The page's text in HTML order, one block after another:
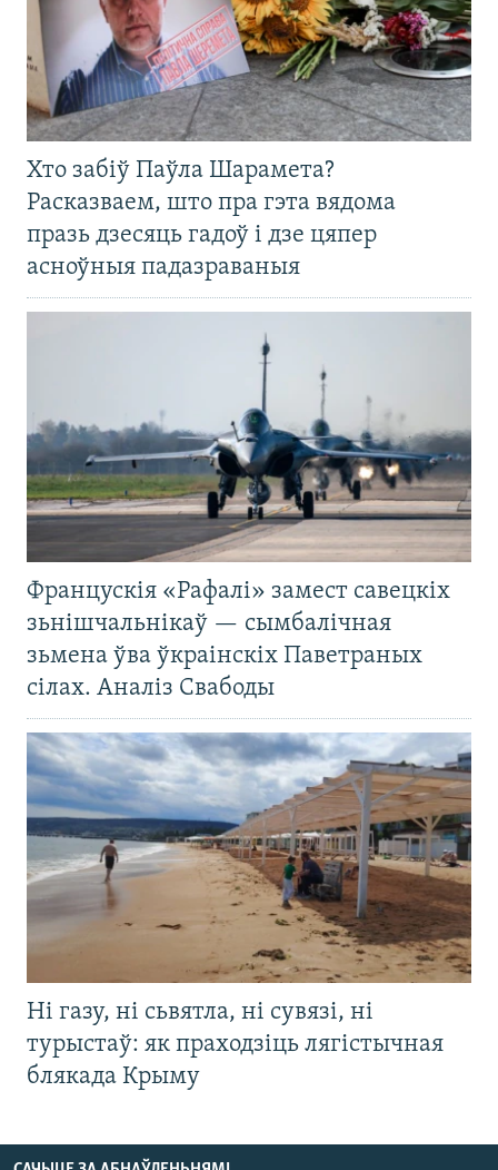
Хто забіў Паўла Шарамета?
Расказваем, што пра гэта вядома
празь дзесяць гадоў і дзе цяпер
асноўныя падазраваныя
Францускія «Рафалі» замест савецкіх
зьнішчальнікаў — сымбалічная
зьмена ўва ўкраінскіх Паветраных
сілах. Аналіз Свабоды
Ні газу, ні сьвятла, ні сувязі, ні
турыстаў: як праходзіць лягістычная
блякада Крыму